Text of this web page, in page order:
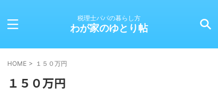
税理士パパの暮らし方
わが家のゆとり帖
HOME > １５０万円
１５０万円